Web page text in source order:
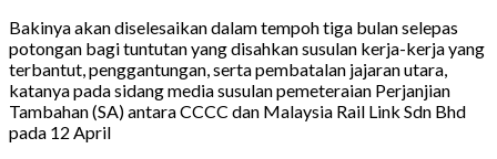
Bakinya akan diselesaikan dalam tempoh tiga bulan selepas
potongan bagi tuntutan yang disahkan susulan kerja-kerja yang
terbantut, penggantungan, serta pembatalan jajaran utara,
katanya pada sidang media susulan pemeteraian Perjanjian
Tambahan (SA) antara CCCC dan Malaysia Rail Link Sdn Bhd
pada 12 April